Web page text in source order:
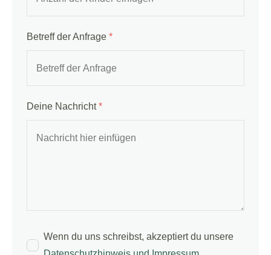
Betreff der Anfrage *
Deine Nachricht*
Wenn du uns schreibst, akzeptiert du unsere